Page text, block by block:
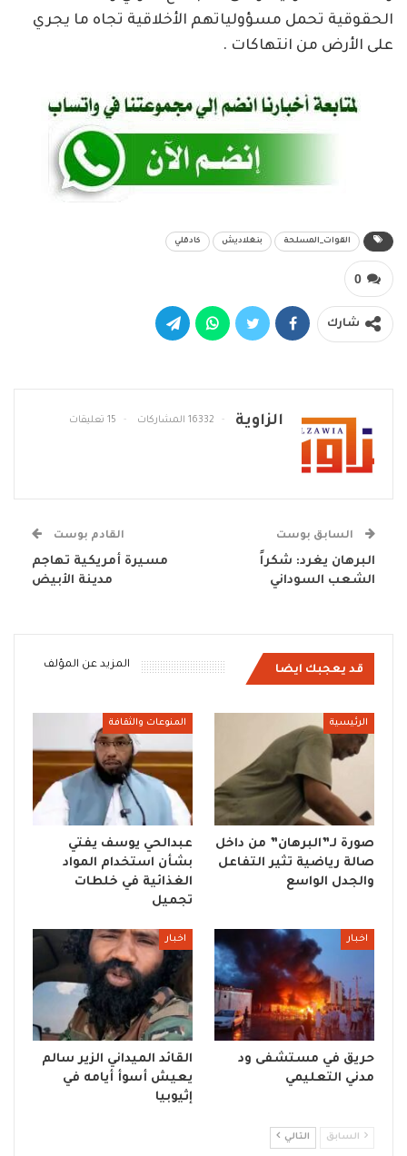
الحقوقية تحمل مسؤولياتهم الأخلاقية تجاه ما يجري
على الأرض من انتهاكات .
القوات_المسلحة بنغلاديش كادقلي
0
شارك
الزاوية 16332 المشاركات 15 تعليقات
السابق بوست
البرهان يغرد: شكراً
الشعب السوداني
القادم بوست
مسيرة أمريكية تهاجم
مدينة الأبيض
قد يعجبك ايضا المزيد عن المؤلف
الرئيسية
صورة لـ”البرهان” من داخل
صالة رياضية تثير التفاعل
والجدل الواسع
المنوعات والثقافة
عبدالحي يوسف يفتي
بشأن استخدام المواد
الغذائية في خلطات
تجميل
اخبار
حريق في مستشفى ود
مدني التعليمي
اخبار
القائد الميداني الزير سالم
يعيش أسوأ أيامه في
إثيوبيا
السابق التالي